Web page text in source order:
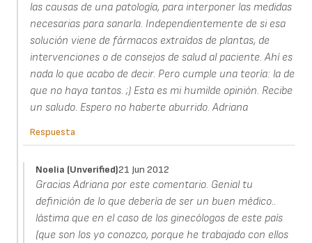
las causas de una patología, para interponer las medidas
necesarias para sanarla. Independientemente de si esa
solución viene de fármacos extraídos de plantas, de
intervenciones o de consejos de salud al paciente. Ahí es
nada lo que acabo de decir. Pero cumple una teoría: la de
que no haya tantos. ;) Esta es mi humilde opinión. Recibe
un saludo. Espero no haberte aburrido. Adriana
Respuesta
Noelia (unverified)21 Jun 2012
Gracias Adriana por este comentario. Genial tu
definición de lo que debería de ser un buen médico..
lástima que en el caso de los ginecólogos de este país
(que son los yo conozco, porque he trabajado con ellos